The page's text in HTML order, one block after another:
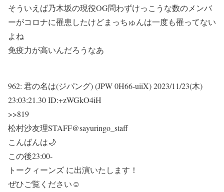
そういえば乃木坂の現役OG問わずけっこうな数のメンバ
ーがコロナに罹患したけどまっちゅんは一度も罹ってない
よね
免疫力が高いんだろうなあ
962: 君の名は(ジパング) (JPW 0H66-uiiX)2023/11/23(木)
23:03:21.30 ID:+zWGkO4iH
>>819
松村沙友理STAFF@sayuringo_staff
こんばんは🌙
この後23:00-
トークィーンズ に出演いたします！
ぜひご覧ください☺